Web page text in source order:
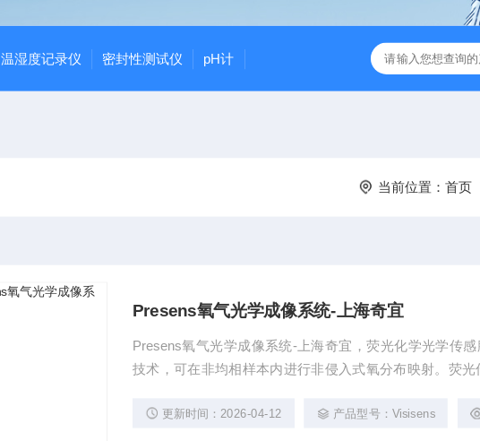
温湿度记录仪 密封性测试仪 pH计
当前位置： 首页
Presens氧气光学成像系统-上海奇宜
Presens氧气光学成像系统-上海奇宜，荧光化学光学传
技术，可在非均相样本内进行非侵入式氧分布映射。荧
要进行切割，可将氧含量转换为光信号。利用VisiSens™
更新时间：2026-04-12 产品型号：Visisens